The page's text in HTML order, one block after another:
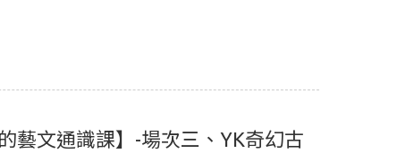
藝文通識課】-場次三、YK奇幻古